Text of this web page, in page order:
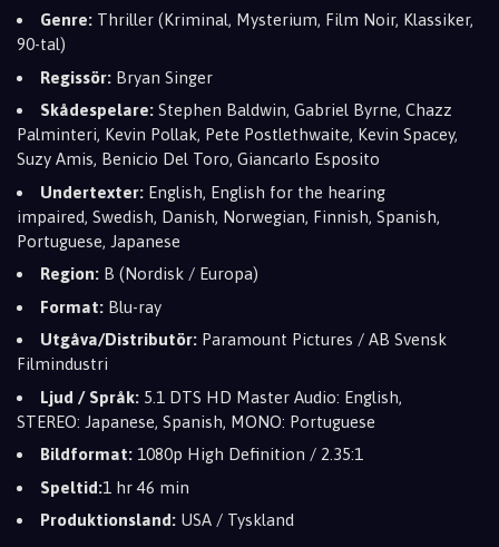
Genre: Thriller (Kriminal, Mysterium, Film Noir, Klassiker,
90-tal)
Regissör: Bryan Singer
Skådespelare: Stephen Baldwin, Gabriel Byrne, Chazz
Palminteri, Kevin Pollak, Pete Postlethwaite, Kevin Spacey,
Suzy Amis, Benicio Del Toro, Giancarlo Esposito
Undertexter: English, English for the hearing
impaired, Swedish, Danish, Norwegian, Finnish, Spanish,
Portuguese, Japanese
Region: B (Nordisk / Europa)
Format: Blu-ray
Utgåva/Distributör: Paramount Pictures / AB Svensk
Filmindustri
Ljud / Språk: 5. 1 DTS HD Master Audio: English,
STEREO: Japanese, Spanish, MONO: Portuguese
Bildformat: 1080p High Definition / 2. 35:1
Speltid:1 hr 46 min
Produktionsland: USA / Tyskland